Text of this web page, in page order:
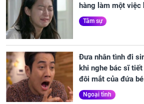
hàng làm một việc
Tâm sự
Đưa nhân tình đi
khi nghe bác sĩ
đôi mắt của đứa bé
Ngoại tình